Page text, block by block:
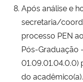
Após análise e
secretaria/
processo PEN
Pós-Graduação
01.09.01.04.0.0)
do acadêmico(a).